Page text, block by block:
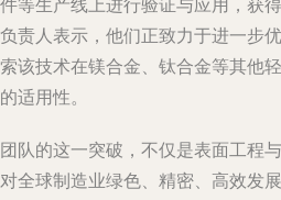
等生产线上进行验证与应用，获得
责人表示，他们正致力于进一步优
该技术在镁合金、钛合金等其他轻
适用性。
队的这一突破，不仅是表面工程与
全球制造业绿色、精密、高效发展